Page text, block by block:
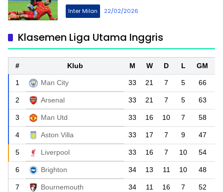
Inter Milan 22/02/2026
Klasemen Liga Utama Inggris
# Klub M W D L GM
1 Man City 33 21 7 5 66
2 Arsenal 33 21 7 5 63
3 Man Utd 33 16 10 7 58
4 Aston Villa 33 17 7 9 47
5 Liverpool 33 16 7 10 54
6 Brighton 34 13 11 10 48
7 Bournemouth 34 11 16 7 52